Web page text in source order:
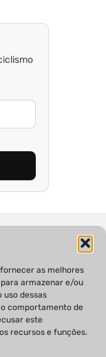
as melhores
armazenar e/ou
uso dessas
comportamento de
este
recursos e funções.
EDITORIAL